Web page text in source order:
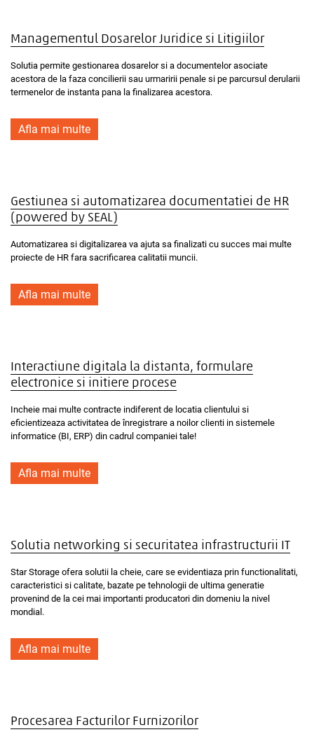
Managementul Dosarelor Juridice si Litigiilor
Solutia permite gestionarea dosarelor si a documentelor asociate
acestora de la faza concilierii sau urmaririi penale si pe parcursul derularii
termenelor de instanta pana la finalizarea acestora.
Afla mai multe
Gestiunea si automatizarea documentatiei de HR
(powered by SEAL)
Automatizarea si digitalizarea va ajuta sa finalizati cu succes mai multe
proiecte de HR fara sacrificarea calitatii muncii.
Afla mai multe
Interactiune digitala la distanta, formulare
electronice si initiere procese
Incheie mai multe contracte indiferent de locatia clientului si
eficientizeaza activitatea de înregistrare a noilor clienti in sistemele
informatice (BI, ERP) din cadrul companiei tale!
Afla mai multe
Solutia networking si securitatea infrastructurii IT
Star Storage ofera solutii la cheie, care se evidentiaza prin functionalitati,
caracteristici si calitate, bazate pe tehnologii de ultima generatie
provenind de la cei mai importanti producatori din domeniu la nivel
mondial.
Afla mai multe
Procesarea Facturilor Furnizorilor